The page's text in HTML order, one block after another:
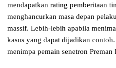
mendapatkan rating pemberitaan
menghancurkan masa depan
massif. Lebih-lebih apabila
kasus yang dapat dijadikan
menimpa pemain senetron Preman